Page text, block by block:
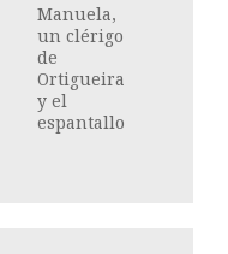
Manuela,
un clérigo
de
Ortigueira
y el
espantallo